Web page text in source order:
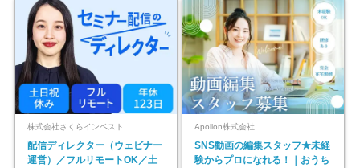
株式会社さくらインベスト
配信ディレクター（ウェビナー
運営）／フルリモートOK／土
Apollon株式会社
SNS動画の編集スタッフ★未経
験からプロになれる！｜おうち